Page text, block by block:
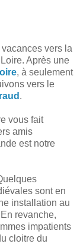
vers la
Après une
, à seulement
vers le
.
vous fait
amis
est notre
sont en
installation au
revanche,
impatients
cloitre du